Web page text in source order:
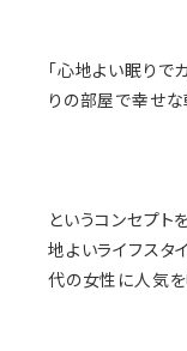
「心地よい眠りで
りの部屋で幸せな
というコンセプト
地よいライフスタ
代の女性に人気を